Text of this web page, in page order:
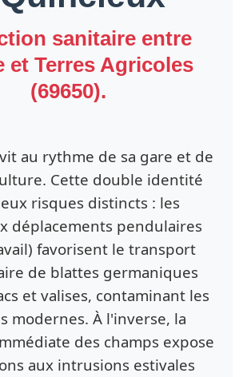
sanitaire entre
et Terres Agricoles
(69650).
au rythme de sa gare et de
Cette double identité
risques distincts : les
déplacements pendulaires
favorisent le transport
de blattes germaniques
et valises, contaminant les
modernes. À l'inverse, la
des champs expose
aux intrusions estivales